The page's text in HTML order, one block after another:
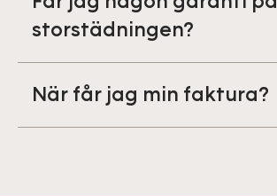
storstädningen?
När får jag min faktura?